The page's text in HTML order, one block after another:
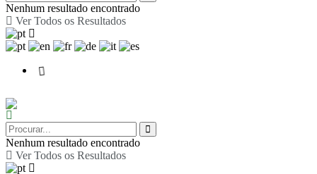
Nenhum resultado encontrado
Ver Todos os Resultados
Nenhum resultado encontrado
Ver Todos os Resultados